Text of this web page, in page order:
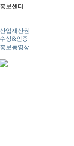
홍보센터
산업재산권
수상&인증
홍보동영상